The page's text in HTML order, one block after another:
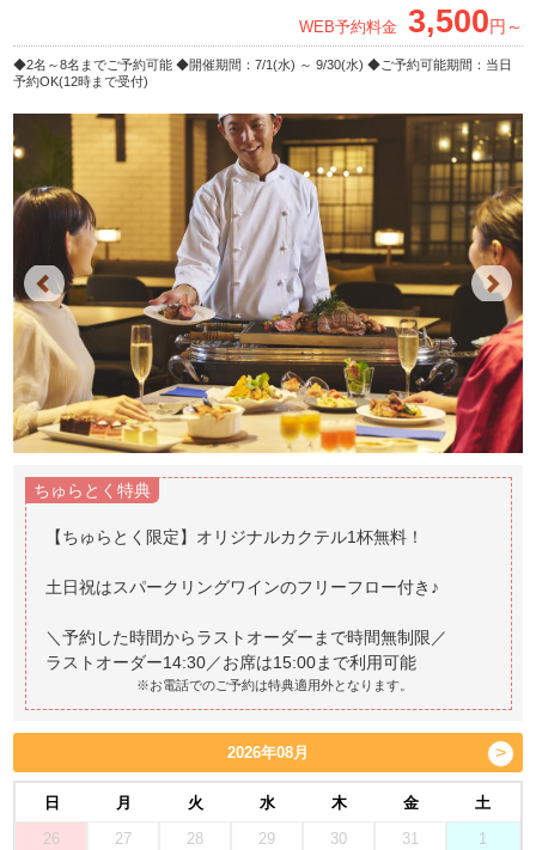
WEB予約料金 3,500円～
2名～8名までご予約可能 開催期間：7/1(水) ～ 9/30(水)
ご予約可能期間：当日
予約OK(12時まで受付)
Previous Next
ちゅらとく特典
【ちゅらとく限定】オリジナルカクテル1杯無料！
土日祝はスパークリングワインのフリーフロー付き♪
＼予約した時間からラストオーダーまで時間無制限／
※お電話でのご予約は特典適用外となります。
2026年08月
日 月 火 水 木 金
土
26
27 28 29 30 31 1